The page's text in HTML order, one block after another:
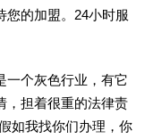
的加盟。24小时服
一个灰色行业，有它
，担着很重的法律责
如我找你们办理，你